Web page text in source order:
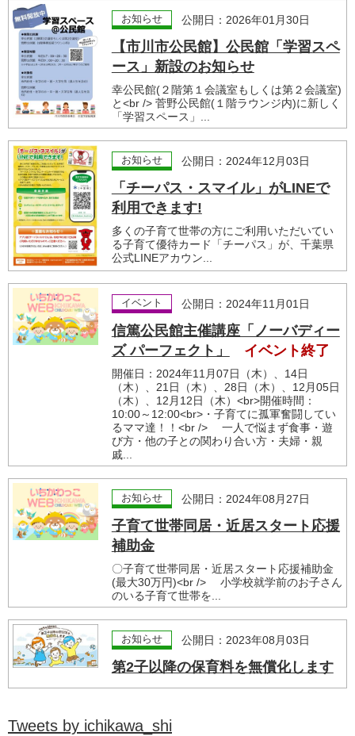
お知らせ 公開日：2026年01月30日
【市川市公民館】公民館「学習スペ
ース」新設のお知らせ
幸公民館(２階第１会議室もしくは第２会議室)
と<br /> 菅野公民館(１階ラウンジ内)に新しく
「学習スペース」...
お知らせ 公開日：2024年12月03日
「チーパス・スマイル」がLINEで
利用できます!
多くの子育て世帯の方にご利用いただいてい
る子育て優待カード「チーパス」が、千葉県
公式LINEアカウン...
イベント 公開日：2024年11月01日
信篤公民館主催講座「ノーバディー
ズ パーフェクト」
イベント終了
開催日：2024年11月07日（木）、14日
（木）、21日（木）、28日（木）、12月05日
（木）、12月12日（木）<br>開催時間：
10:00～12:00<br>・子育てに孤軍奮闘してい
るママ達！！<br /> 一人で悩まず食事・遊
び方・他の子との関わり合い方・夫婦・親
戚...
お知らせ 公開日：2024年08月27日
子育て世帯同居・近居スタート応援
補助金
〇子育て世帯同居・近居スタート応援補助金
(最大30万円)<br /> 小学校就学前のお子さん
のいる子育て世帯を...
お知らせ 公開日：2023年08月03日
第2子以降の保育料を無償化します
Tweets by ichikawa_shi